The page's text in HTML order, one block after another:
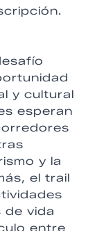
y cultural
esperan
y la
el trail
de vida
entre